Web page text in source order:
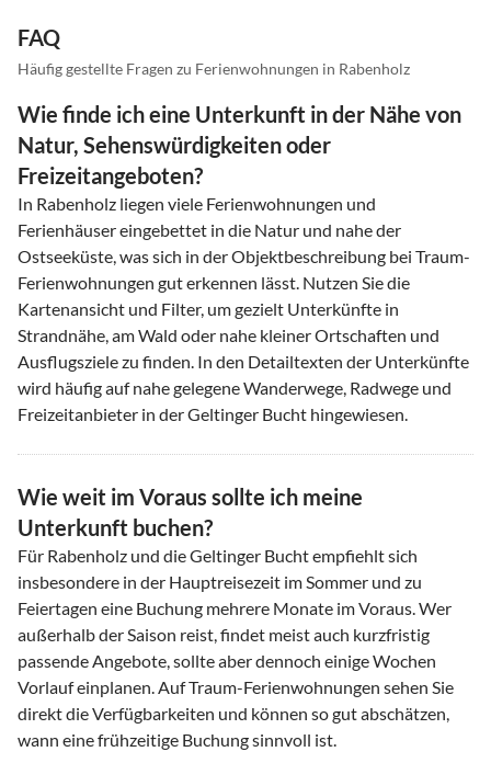
FAQ
Häufig gestellte Fragen zu Ferienwohnungen in Rabenholz
Wie finde ich eine Unterkunft in der Nähe von
Natur, Sehenswürdigkeiten oder
Freizeitangeboten?
In Rabenholz liegen viele Ferienwohnungen und
Ferienhäuser eingebettet in die Natur und nahe der
Ostseeküste, was sich in der Objektbeschreibung bei Traum-
Ferienwohnungen gut erkennen lässt. Nutzen Sie die
Kartenansicht und Filter, um gezielt Unterkünfte in
Strandnähe, am Wald oder nahe kleiner Ortschaften und
Ausflugsziele zu finden. In den Detailtexten der Unterkünfte
wird häufig auf nahe gelegene Wanderwege, Radwege und
Freizeitanbieter in der Geltinger Bucht hingewiesen.
Wie weit im Voraus sollte ich meine
Unterkunft buchen?
Für Rabenholz und die Geltinger Bucht empfiehlt sich
insbesondere in der Hauptreisezeit im Sommer und zu
Feiertagen eine Buchung mehrere Monate im Voraus. Wer
außerhalb der Saison reist, findet meist auch kurzfristig
passende Angebote, sollte aber dennoch einige Wochen
Vorlauf einplanen. Auf Traum-Ferienwohnungen sehen Sie
direkt die Verfügbarkeiten und können so gut abschätzen,
wann eine frühzeitige Buchung sinnvoll ist.